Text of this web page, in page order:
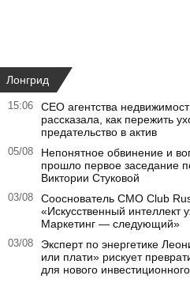
Лонгрид
15:06
CEO агентства
рассказала, как пережить
предательство в актив
05/08
Непонятное обвинение и
прошло первое заседание
Виктории Стуковой
03/08
Сооснователь CMO Club
«Искусственный интеллект
Маркетинг — следующий»
03/08
Эксперт по энергетике
или плати» рискует
для нового